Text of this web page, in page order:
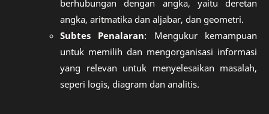
berhubungan dengan angka, yaitu deretan
angka, aritmatika dan aljabar, dan geometri.
Subtes Penalaran: Mengukur kemampuan
untuk memilih dan mengorganisasi informasi
yang relevan untuk menyelesaikan masalah,
seperi logis, diagram dan analitis.